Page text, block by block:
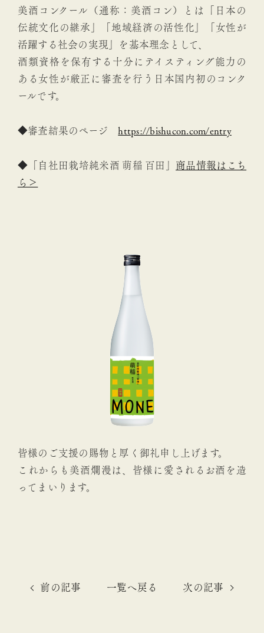
美酒コンクール（通称：美酒コン）とは「日本の
伝統文化の継承」「地域経済の活性化」「女性が
活躍する社会の実現」を基本理念として、
酒類資格を保有する十分にテイスティング能力の
ある女性が厳正に審査を行う日本国内初のコンク
ールです。
◆審査結果のページhttps://bishucon.com/entry
◆ 「自社田栽培純米酒 萌稲 百田」 商品情報はこち
ら＞
皆様のご支援の賜物と厚く御礼申し上げます。
これからも美酒爛漫は、皆様に愛されるお酒を造
ってまいります。
前の記事 一覧へ戻る 次の記事